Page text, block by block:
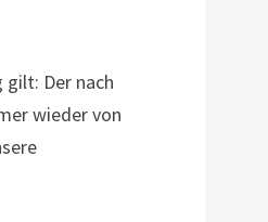
gilt: Der nach
wieder von